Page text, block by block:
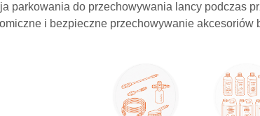
parkowania do przechowywania lancy podczas
i bezpieczne przechowywanie akcesoriów